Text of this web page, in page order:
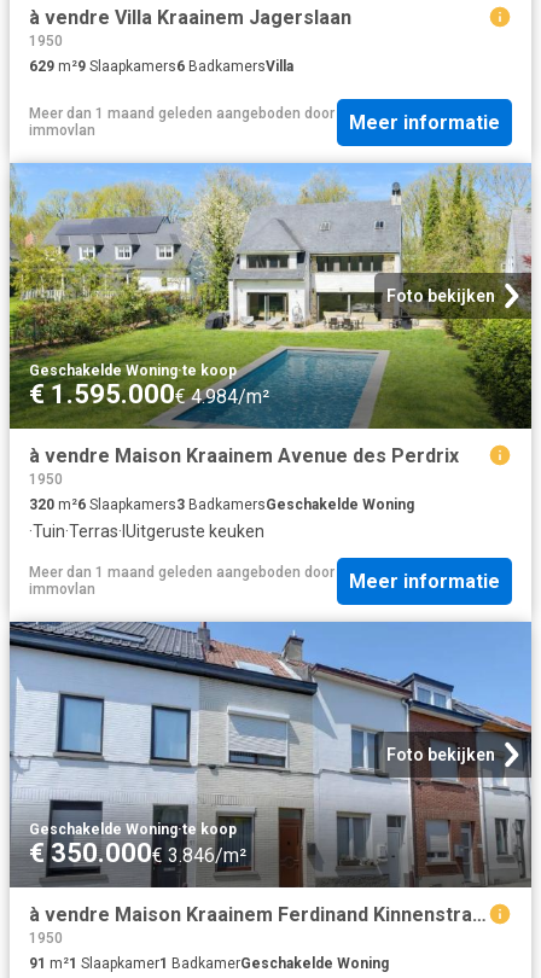
à vendre Villa Kraainem Jagerslaan
1950
629 m²9 Slaapkamers6 BadkamersVilla
Meer dan 1 maand geleden aangeboden door
immovlan
Meer informatie
Foto bekijken
Geschakelde Woning·te koop
€ 1.595.000€ 4.984/m²
à vendre Maison Kraainem Avenue des Perdrix
1950
320 m²6 Slaapkamers3 BadkamersGeschakelde Woning
·Tuin·Terras· IUitgeruste keuken
Meer dan 1 maand geleden aangeboden door
immovlan
Meer informatie
Foto bekijken
Geschakelde Woning·te koop
€ 350.000€ 3.846/m²
à vendre Maison Kraainem Ferdinand Kinnenstraat
1950
91 m²1 Slaapkamer1 BadkamerGeschakelde Woning